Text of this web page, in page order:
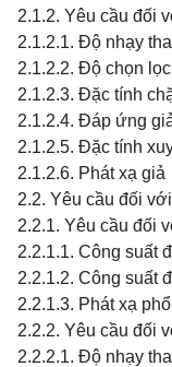
2.1.2. Yêu cầu đối
2.1.2.1. Độ nhạy
2.1.2.2. Độ chọn
2.1.2.3. Đặc tính
2.1.2.4. Đáp ứng
2.1.2.5. Đặc tính
2.1.2.6. Phát xạ giả
2.2. Yêu cầu đối
2.2.1. Yêu cầu đối
2.2.1.1. Công suất
2.2.1.2. Công suất
2.2.1.3. Phát xạ
2.2.2. Yêu cầu đối
2.2.2.1. Độ nhạy